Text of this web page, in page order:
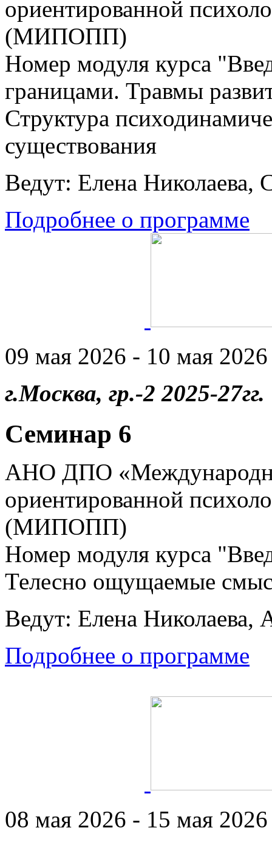
ориентированной
(МИПОПП)
Номер модуля курса
границами. Травмы
Структура
существования
Ведут: Елена Николаева,
Подробнее о программе
09 мая 2026 - 10 мая 2026
г.Москва, гр.-2 2025-27гг.
Семинар 6
АНО ДПО
ориентированной
(МИПОПП)
Номер модуля курса
Телесно ощущаемые
Ведут: Елена Николаева,
Подробнее о программе
08 мая 2026 - 15 мая 2026